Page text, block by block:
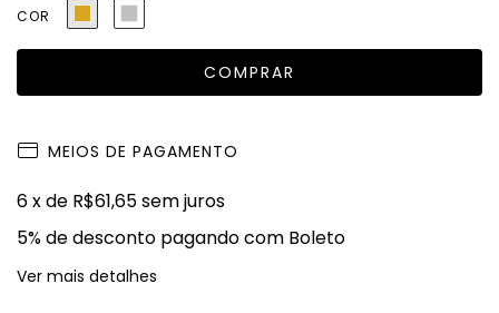
COR
MEIOS DE PAGAMENTO
6x de R$61,65sem juros
5% de desconto pagando com Boleto
Ver mais detalhes